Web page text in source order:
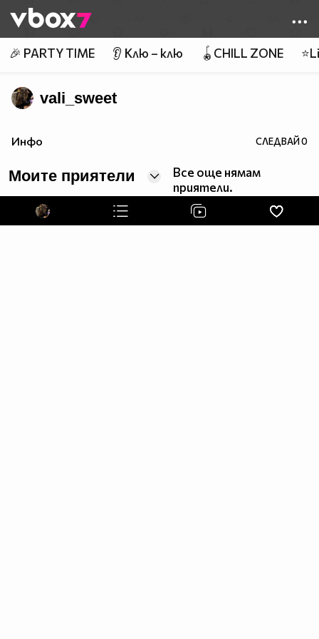
👾
🎉 PARTY TIME 👂 Клю – клю 🪀CHILL ZONE
vali_sweet
Инфо СЛЕДВАЙ0
Моите приятели
Все още нямам
приятели.